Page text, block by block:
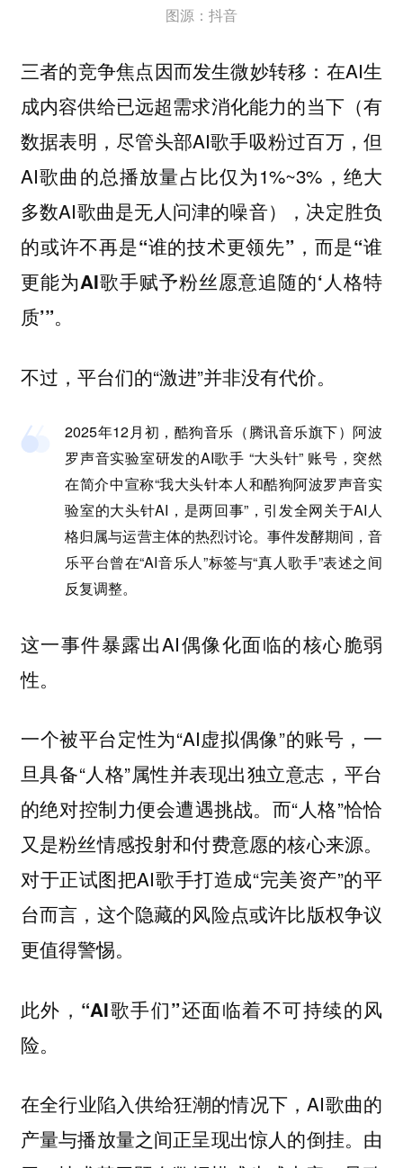
图源：抖音
三者的竞争焦点因而发生微妙转移：在AI生
成内容供给已远超需求消化能力的当下（有
数据表明，尽管头部AI歌手吸粉过百万，但
AI歌曲的总播放量占比仅为1%~3%，绝大
多数AI歌曲是无人问津的噪音）， 决定胜负
的或许不再是“谁的技术更领先”，而是“谁
更能为AI歌手赋予粉丝愿意追随的‘人格特
质’”。
不过，平台们的“激进”并非没有代价。
2025年12月初，酷狗音乐（腾讯音乐旗下）阿波
罗声音实验室研发的AI歌手 “大头针” 账号，突然
在简介中宣称“我大头针本人和酷狗阿波罗声音实
验室的大头针AI，是两回事”，引发全网关于AI人
格归属与运营主体的热烈讨论。事件发酵期间，音
乐平台曾在“AI音乐人”标签与“真人歌手”表述之间
反复调整。
这一事件暴露出AI偶像化面临的核心脆弱
性。
一个被平台定性为“AI虚拟偶像”的账号，一
旦具备“人格”属性并表现出独立意志，平台
的绝对控制力便会遭遇挑战。而“人格”恰恰
又是粉丝情感投射和付费意愿的核心来源。
对于正试图把AI歌手打造成“完美资产”的平
台而言，这个隐藏的风险点或许比版权争议
更值得警惕。
此外， “AI歌手们”还面临着不可持续的风
险。
在全行业陷入供给狂潮的情况下，AI歌曲的
产量与播放量之间正呈现出惊人的倒挂。由